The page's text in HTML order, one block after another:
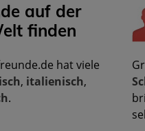
auf der
finden
hat viele
, italienisch,
.